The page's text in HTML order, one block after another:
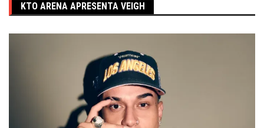
KTO ARENA APRESENTA VEIGH